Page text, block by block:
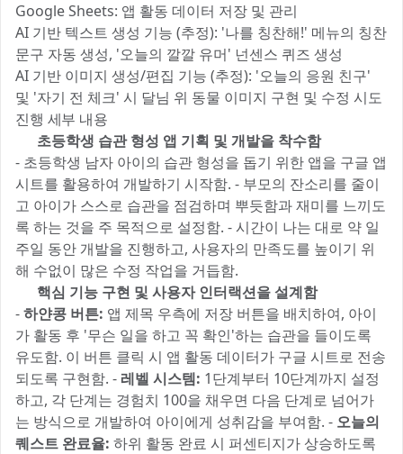
Google Sheets: 앱 활동 데이터 저장 및 관리
AI 기반 텍스트 생성 기능 (추정): '나를 칭찬해!' 메뉴의 칭찬
문구 자동 생성, '오늘의 깔깔 유머' 넌센스 퀴즈 생성
AI 기반 이미지 생성/편집 기능 (추정): '오늘의 응원 친구'
및 '자기 전 체크' 시 달님 위 동물 이미지 구현 및 수정 시도
진행 세부 내용 🔍
1️⃣ 초등학생 습관 형성 앱 기획 및 개발을 착수함
- 초등학생 남자 아이의 습관 형성을 돕기 위한 앱을 구글 앱
시트를 활용하여 개발하기 시작함. - 부모의 잔소리를 줄이
고 아이가 스스로 습관을 점검하며 뿌듯함과 재미를 느끼도
록 하는 것을 주 목적으로 설정함. - 시간이 나는 대로 약 일
주일 동안 개발을 진행하고, 사용자의 만족도를 높이기 위
해 수없이 많은 수정 작업을 거듭함.
2️⃣ 핵심 기능 구현 및 사용자 인터랙션을 설계함
-하얀콩 버튼: 앱 제목 우측에 저장 버튼을 배치하여, 아이
가 활동 후 '무슨 일을 하고 꼭 확인'하는 습관을 들이도록
유도함. 이 버튼 클릭 시 앱 활동 데이터가 구글 시트로 전송
되도록 구현함. - 레벨 시스템: 1단계부터 10단계까지 설정
하고, 각 단계는 경험치 100을 채우면 다음 단계로 넘어가
는 방식으로 개발하여 아이에게 성취감을 부여함. - 오늘의
퀘스트 완료율: 하위 활동 완료 시 퍼센티지가 상승하도록